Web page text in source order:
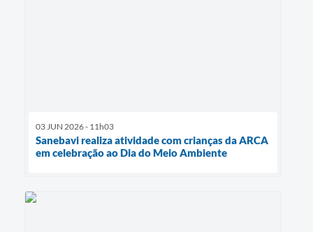
03 JUN 2026 - 11h03
Sanebavi realiza atividade com crianças da ARCA
em celebração ao Dia do Meio Ambiente